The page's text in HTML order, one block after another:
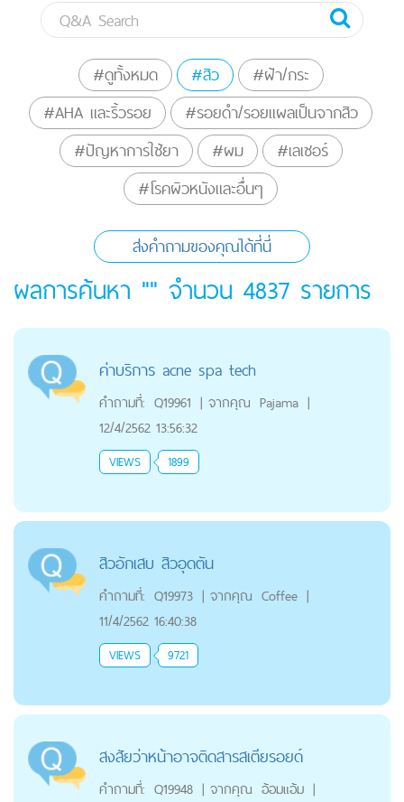
#ดูทั้งหมด #สิว
#ฝ้า/กระ
#AHA และริ้วรอย
#รอยดำ/รอยแผลเป็นจากสิว
#ปัญหาการใช้ยา
#ผม
#เลเซอร์
#โรคผิวหนังและอื่นๆ
ส่งคำถามของคุณได้ที่นี่
ผลการค้นหา "" จำนวน 4837 รายการ
ค่าบริการ acne spa tech
คำถามที่: Q19961 | จากคุณ Pajama |
12/4/2562 13:56:32
VIEWS 1899
สิวอักเสบ สิวอุดตัน
คำถามที่: Q19973 | จากคุณ Coffee |
11/4/2562 16:40:38
VIEWS 9721
สงสัยว่าหน้าอาจติดสารสเตียรอยด์
คำถามที่: Q19948 | จากคุณ อ้อมแอ้ม |